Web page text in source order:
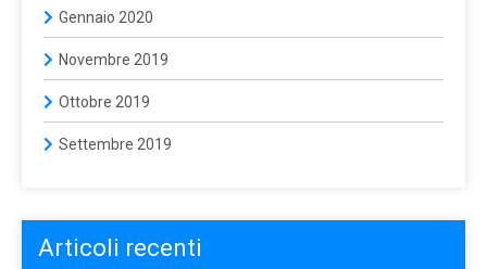
Gennaio 2020
Novembre 2019
Ottobre 2019
Settembre 2019
Articoli recenti